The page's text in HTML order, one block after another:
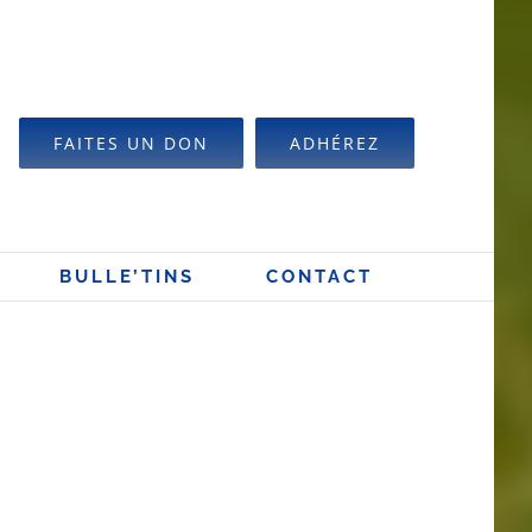
FAITES UN DON ADHÉREZ
BULLE’TINS CONTACT